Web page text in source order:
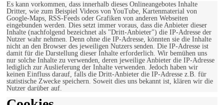
Es kann vorkommen, dass innerhalb dieses Onlineangebotes Inhalte
Dritter, wie zum Beispiel Videos von YouTube, Kartenmaterial von
Google-Maps, RSS-Feeds oder Grafiken von anderen Webseiten
eingebunden werden. Dies setzt immer voraus, dass die Anbieter dieser
Inhalte (nachfolgend bezeichnet als "Dritt-Anbieter") die IP-Adresse der
Nutzer wahr nehmen. Denn ohne die IP-Adresse, könnten sie die Inhalte
nicht an den Browser des jeweiligen Nutzers senden. Die IP-Adresse ist
damit für die Darstellung dieser Inhalte erforderlich. Wir bemühen uns
nur solche Inhalte zu verwenden, deren jeweilige Anbieter die IP-Adresse
lediglich zur Auslieferung der Inhalte verwenden. Jedoch haben wir
keinen Einfluss darauf, falls die Dritt-Anbieter die IP-Adresse z.B. für
statistische Zwecke speichern. Soweit dies uns bekannt ist, klären wir die
Nutzer darüber auf.